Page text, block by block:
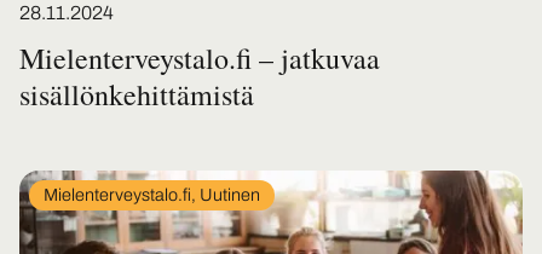
Posted on
28.11.2024
Mielenterveystalo.fi – jatkuvaa
sisällönkehittämistä
In
category
Mielenterveystalo.fi, Uutinen